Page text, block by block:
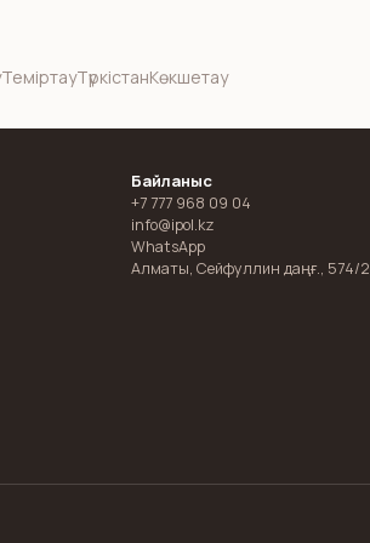
ТеміртауТүркістанКөкшетау
Байланыс
+7 777 968 09 04
info@ipol.kz
WhatsApp
Алматы, Сейфуллин даңғ., 574/2